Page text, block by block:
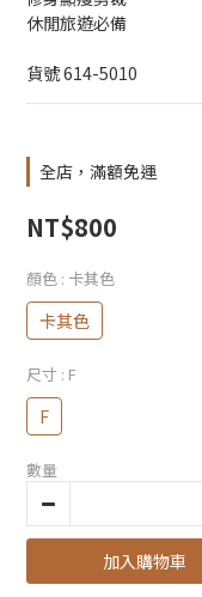
休閒旅遊必備
貨號 614-5010
全店，滿額免運
NT$800
顏色 : 卡其色
卡其色
尺寸 : F
F
數量
加入購物車